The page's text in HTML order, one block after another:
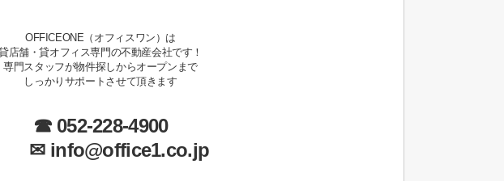
OFFICEONE（オフィスワン）は
店舗・貸オフィス専門の不動産会社です！
専門スタッフが物件探しからオープンまで
しっかりサポートさせて頂きます
☎ 052-228-4900
info@office1.co.jp